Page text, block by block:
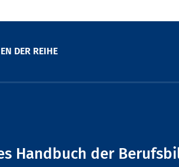
DER REIHE
Handbuch der